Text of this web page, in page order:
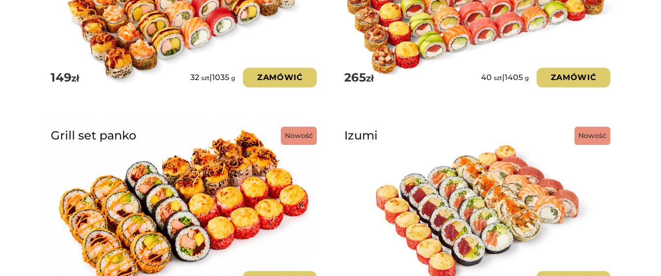
149zł 32szt|1035g ZAMÓWIĆ 265zł 40 szt|1405 g ZAMÓWIĆ
Nowość
Grill set panko Nowość
Izumi